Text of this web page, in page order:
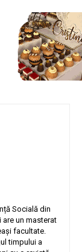
Socială din
un masterat
facultate.
timpului a